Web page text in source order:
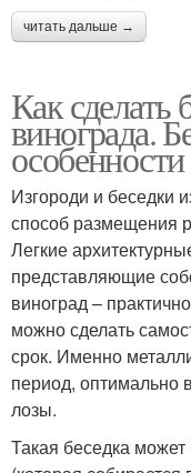
читать дальше →
Как сделать
винограда.
Изгороди и беседки
способ размещения
Легкие
представляющие
виноград –
можно сделать
срок. Именно
период,
лозы.
Такая беседка может